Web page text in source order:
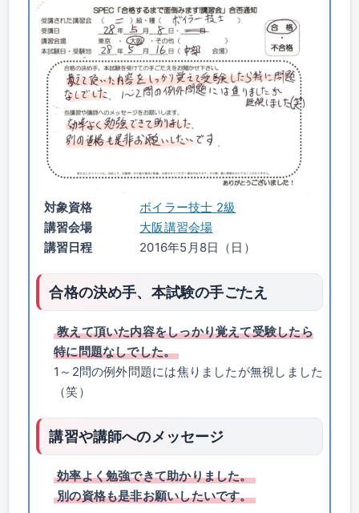
対象資格
ボイラー技士 2級
講習会場
大阪講習会場
講習日程
2016年5月8日（日）
合格の決め手、本試験の手ごたえ
教えて頂いた内容をしっかり覚えて受験したら
特に問題なしでした。
1～2問の例外問題には焦りましたが無視しました
（笑）
講習や講師へのメッセージ
効率よく勉強できて助かりました。
別の資格も是非お願いしたいです。